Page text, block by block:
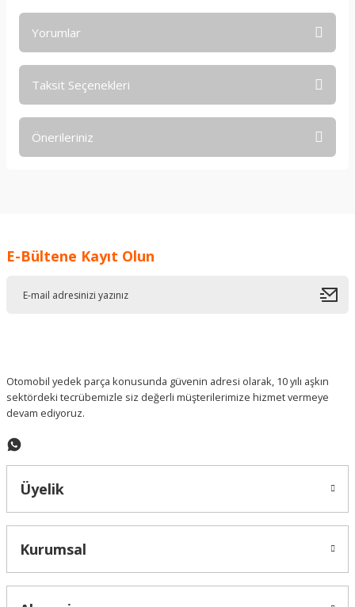
Yorumlar
Taksit Seçenekleri
Önerileriniz
Ürün resmi kalitesiz, bozuk veya görüntülenemiyor.
E-Bültene Kayıt Olun
Otomobil yedek parça konusunda güvenin adresi olarak, 10 yılı aşkın
sektördeki tecrübemizle siz değerli müşterilerimize hizmet vermeye
devam ediyoruz.
Üyelik
Kurumsal